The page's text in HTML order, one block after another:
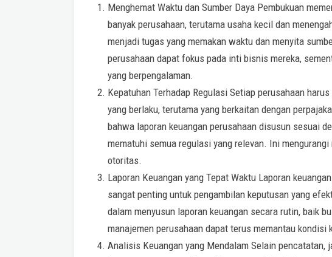
Menghemat Waktu dan Sumber Daya Pembukuan
banyak perusahaan, terutama usaha kecil dan
menjadi tugas yang memakan waktu dan menyita
perusahaan dapat fokus pada inti bisnis mereka,
yang berpengalaman.
Kepatuhan Terhadap Regulasi Setiap perusahaan
yang berlaku, terutama yang berkaitan dengan
bahwa laporan keuangan perusahaan disusun sesuai
mematuhi semua regulasi yang relevan. Ini
otoritas.
Laporan Keuangan yang Tepat Waktu Laporan
sangat penting untuk pengambilan keputusan yang
dalam menyusun laporan keuangan secara rutin, baik
manajemen perusahaan dapat terus memantau kondisi
Analisis Keuangan yang Mendalam Selain pencatatan,